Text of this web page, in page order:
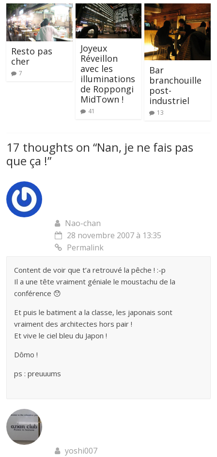
Resto pas
cher
7
Joyeux
Réveillon
avec les
illuminations
de Roppongi
MidTown !
41
Bar
branchouille
post-
industriel
13
17 thoughts on “Nan, je ne fais pas
que ça !”
Nao-chan
28 novembre 2007 à 13:35
Permalink
Content de voir que t’a retrouvé la pêche ! :-p
Il a une tête vraiment géniale le moustachu de la
conférence 😯
Et puis le batiment a la classe, les japonais sont
vraiment des architectes hors pair !
Et vive le ciel bleu du Japon !
Dômo !
ps : preuuums
yoshi007